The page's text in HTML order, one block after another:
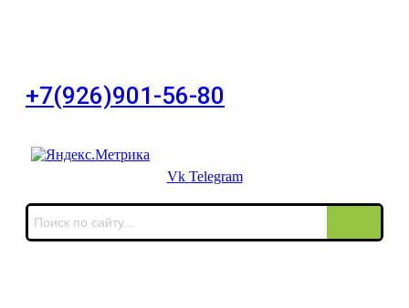
+7(926)901-56-80
Vk Telegram